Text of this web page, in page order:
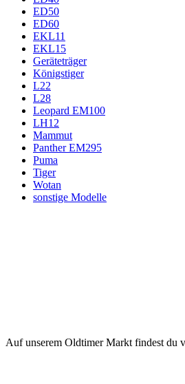
ED50
ED60
EKL11
EKL15
Geräteträger
Königstiger
L22
L28
Leopard EM100
LH12
Mammut
Panther EM295
Puma
Tiger
Wotan
sonstige Modelle
Auf unserem Oldtimer Markt findest du